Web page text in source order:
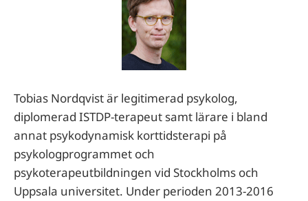
Tobias Nordqvist är legitimerad psykolog,
diplomerad ISTDP-terapeut samt lärare i bland
annat psykodynamisk korttidsterapi på
psykologprogrammet och
psykoterapeutbildningen vid Stockholms och
Uppsala universitet. Under perioden 2013-2016